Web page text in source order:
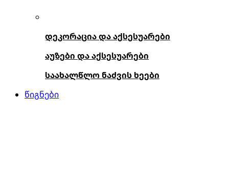
დეკორაცია და აქსესუარები
აუზები და აქსესუარები
საახალწლო ნაძვის ხეები
წიგნები